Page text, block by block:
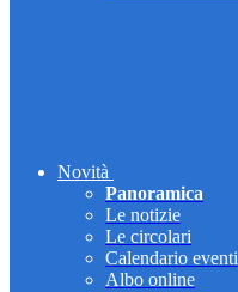
Novità
Panoramica
Le notizie
Le circolari
Calendario eventi
Albo online